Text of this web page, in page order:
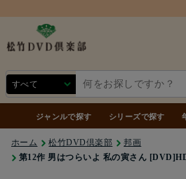
ジャンルで探す シリーズで探す
ホーム 松竹DVD倶楽部
邦画
第12作 男はつらいよ 私の寅さん